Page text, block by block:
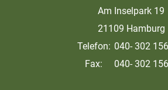
Am Inselpark 19
21109 Hamburg
Telefon: 040- 302
Fax:
040- 302